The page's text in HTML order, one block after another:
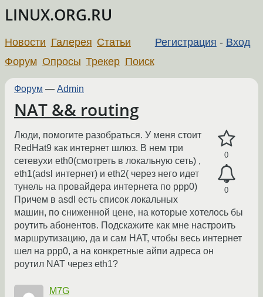
LINUX.ORG.RU
Регистрация - Вход
Новости Галерея Статьи
Форум Опросы Трекер Поиск
Форум — Admin
NAT && routing
0
0
Люди, помогите разобраться. У меня стоит
RedHat9 как интернет шлюз. В нем три
сетевухи eth0(смотреть в локальную сеть) ,
eth1(adsl интернет) и eth2( через него идет
тунель на провайдера интернета по ppp0)
Причем в asdl есть список локальных
машин, по сниженной цене, на которые хотелось бы
роутить абонентов. Подскажите как мне настроить
маршрутизацию, да и сам НАТ, чтобы весь интернет
шел на ppp0, а на конкретные айпи адреса он
роутил NAT через eth1?
M7G